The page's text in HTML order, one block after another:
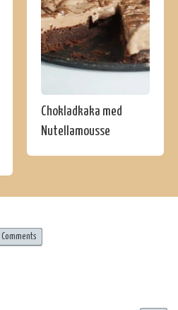
Chokladkaka med
Nutellamousse
Comments